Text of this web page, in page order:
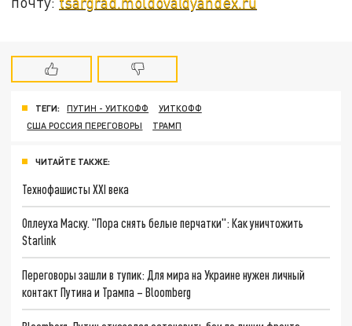
ТЕГИ: ПУТИН - УИТКОФФ
УИТКОФФ
США РОССИЯ ПЕРЕГОВОРЫ
ТРАМП
ЧИТАЙТЕ ТАКЖЕ:
Технофашисты XXI века
Оплеуха Маску. "Пора снять белые перчатки": Как уничтожить
Starlink
Переговоры зашли в тупик: Для мира на Украине нужен личный
контакт Путина и Трампа – Bloomberg